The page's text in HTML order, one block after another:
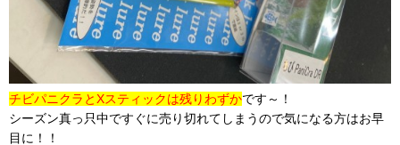
チビパニクラとXスティックは残りわずかです～！
シーズン真っ只中ですぐに売り切れてしまうので気になる方はお早
目に！！